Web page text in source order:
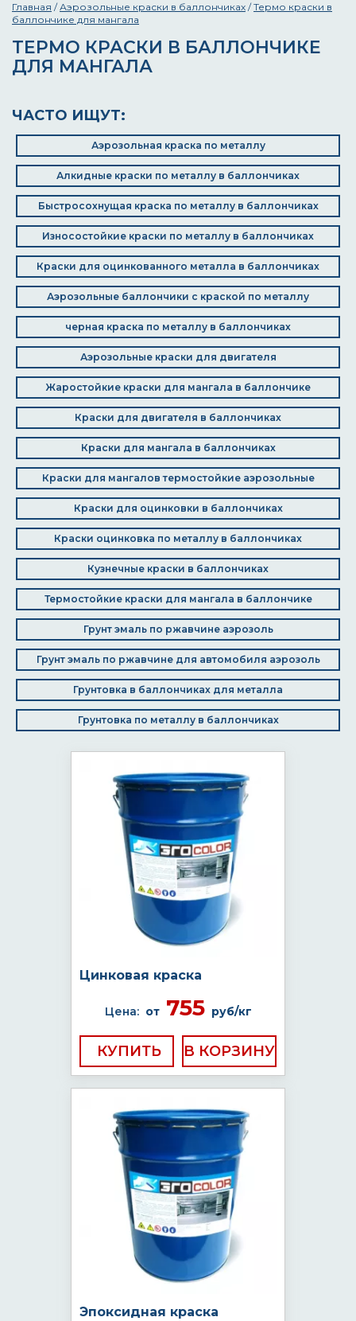
Главная /Аэрозольные краски в баллончиках /Термо краски в
баллончике для мангала
ТЕРМО КРАСКИ В БАЛЛОНЧИКЕ
ДЛЯ МАНГАЛА
ЧАСТО ИЩУТ:
Аэрозольная краска по металлу
Алкидные краски по металлу в баллончиках
Быстросохнущая краска по металлу в баллончиках
Износостойкие краски по металлу в баллончиках
Краски для оцинкованного металла в баллончиках
Аэрозольные баллончики с краской по металлу
черная краска по металлу в баллончиках
Аэрозольные краски для двигателя
Жаростойкие краски для мангала в баллончике
Краски для двигателя в баллончиках
Краски для мангала в баллончиках
Краски для мангалов термостойкие аэрозольные
Краски для оцинковки в баллончиках
Краски оцинковка по металлу в баллончиках
Кузнечные краски в баллончиках
Термостойкие краски для мангала в баллончике
Грунт эмаль по ржавчине аэрозоль
Грунт эмаль по ржавчине для автомобиля аэрозоль
Грунтовка в баллончиках для металла
Грунтовка по металлу в баллончиках
Цинковая краска
Цена: от755 руб/кг
КУПИТЬ
Эпоксидная краска